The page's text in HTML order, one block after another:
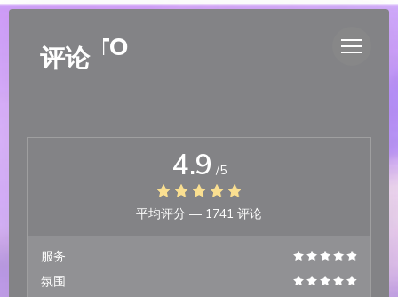
Cookie管理面板
DUETTO
评论
4.9 /5
平均评分 — 1741 评论
服务
氛围